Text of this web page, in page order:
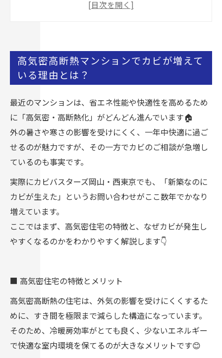
実際にあったカビ被害の施工事例（岡山・西東
自分でできるカビ対策と予防方法
プロが行うカビ除去と再発防止の重要性
カビ取り・カビ対策はカビバスターズ
高気密高断熱マンションでカビが増えて
いる理由とは？
最近のマンションは、省エネ性能や快適性を高めるため
に「高気密・高断熱化」がどんどん進んでいます🏠
外の暑さや寒さの影響を受けにくく、一年中快適に過ご
せるのが魅力ですが、その一方でカビのご相談が急増し
ているのも事実です。
実際にカビバスターズ岡山・西東京でも、「新築なのに
カビが生えた」というお問い合わせがここ数年でかなり
増えています。
ここではまず、高気密住宅の特徴と、なぜカビが発生し
やすくなるのかをわかりやすく解説します👇
■ 高気密住宅の特徴とメリット
高気密高断熱の住宅は、外気の影響を受けにくくするた
めに、すき間を極限まで減らした構造になっています。
そのため、冷暖房効率がとても良く、少ないエネルギー
で快適な室内環境を保てるのが大きなメリットです😊